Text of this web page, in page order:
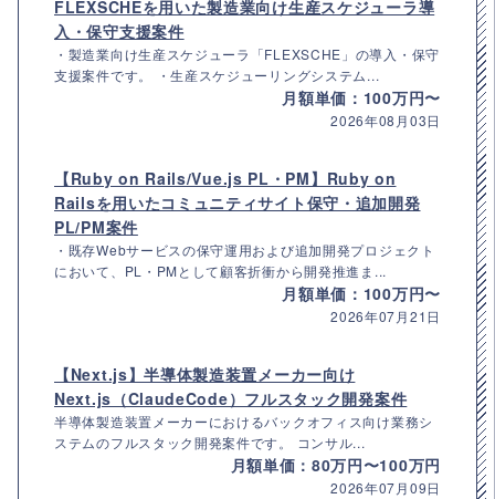
FLEXSCHEを用いた製造業向け生産スケジューラ導
入・保守支援案件
・製造業向け生産スケジューラ「FLEXSCHE」の導入・保守
支援案件です。 ・生産スケジューリングシステム...
月額単価：100万円〜
2026年08月03日
【Ruby on Rails/Vue.js PL・PM】Ruby on
Railsを用いたコミュニティサイト保守・追加開発
PL/PM案件
・既存Webサービスの保守運用および追加開発プロジェクト
において、PL・PMとして顧客折衝から開発推進ま...
月額単価：100万円〜
2026年07月21日
【Next.js】半導体製造装置メーカー向け
Next.js（ClaudeCode）フルスタック開発案件
半導体製造装置メーカーにおけるバックオフィス向け業務シ
ステムのフルスタック開発案件です。 コンサル...
月額単価：80万円〜100万円
2026年07月09日